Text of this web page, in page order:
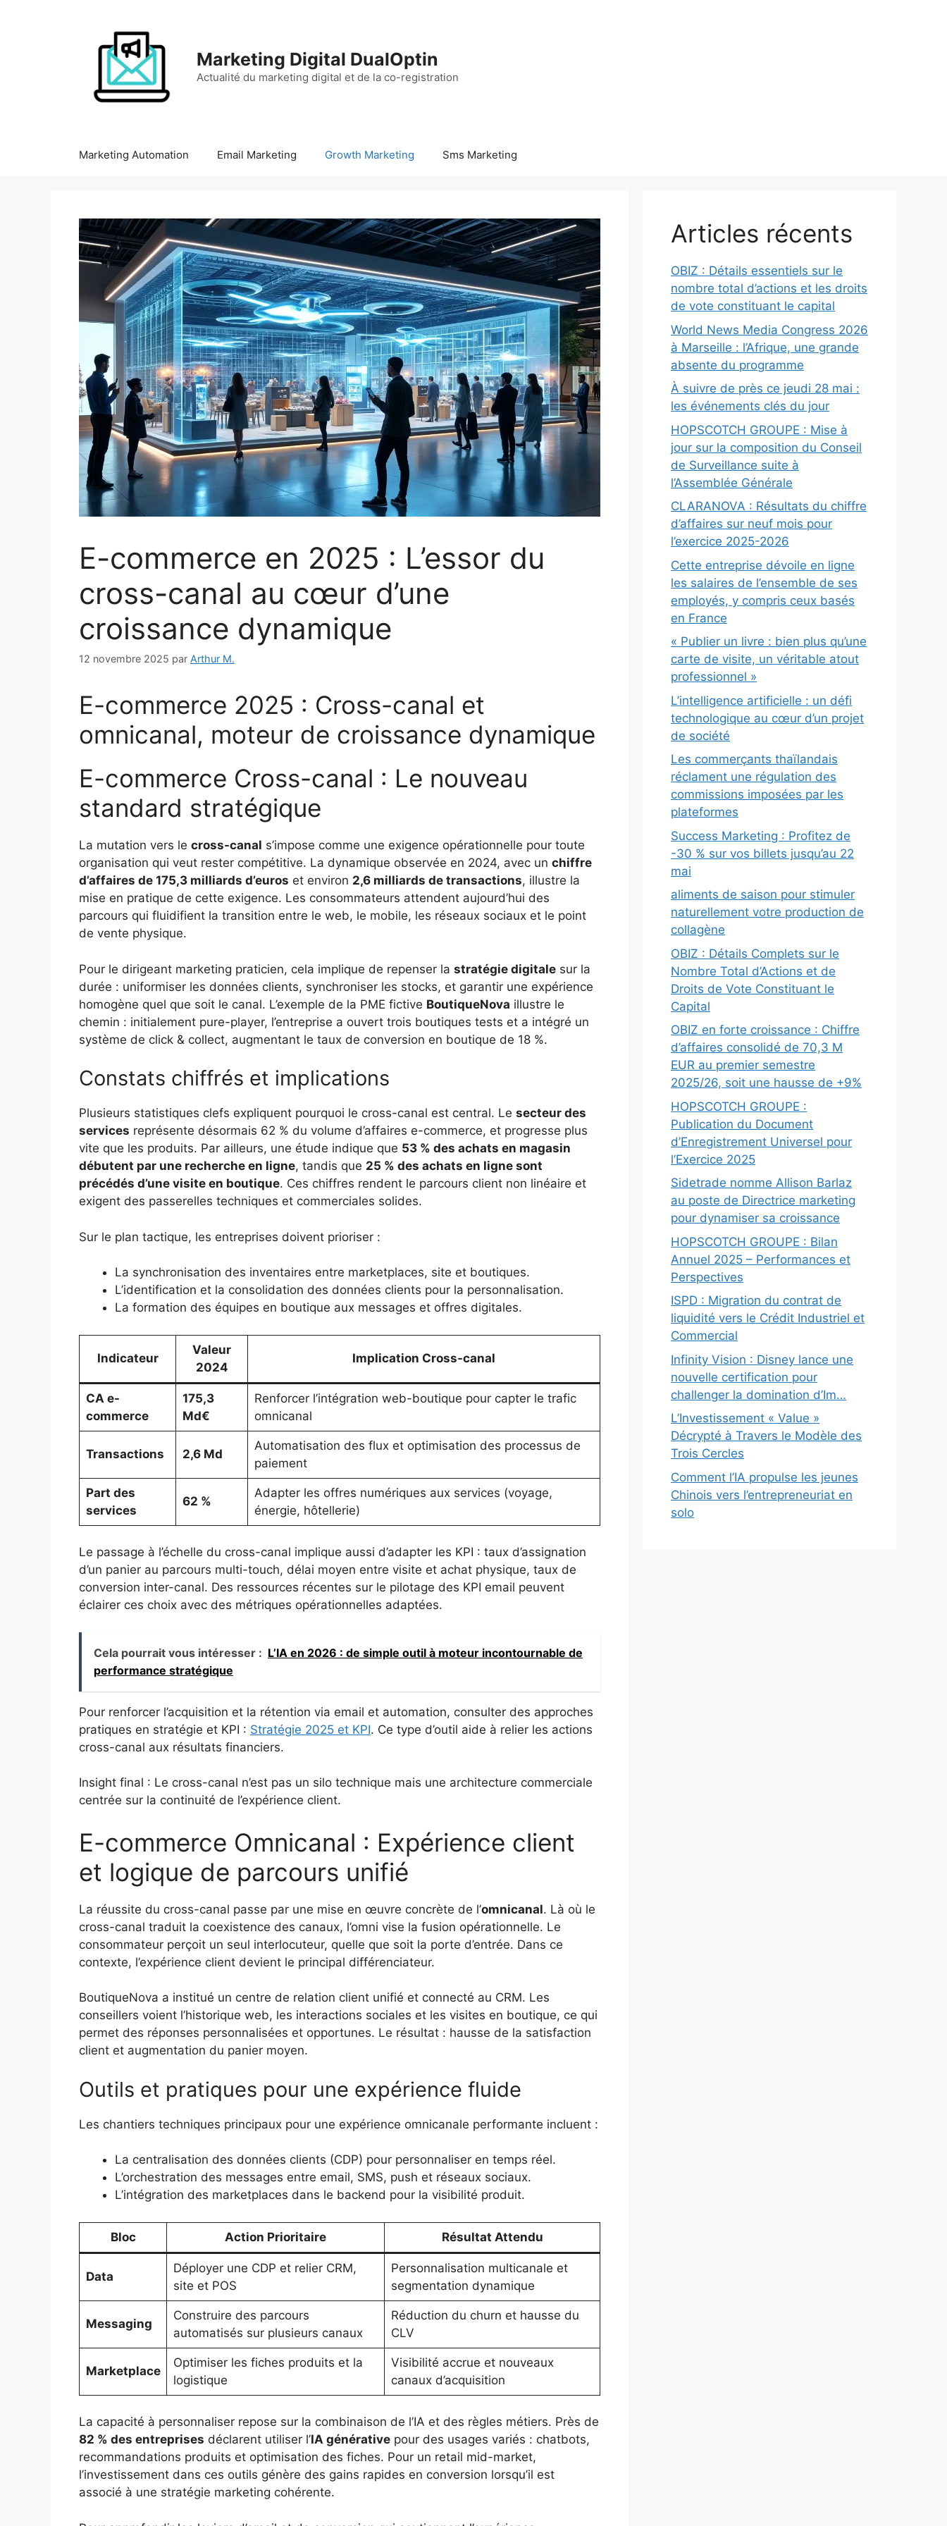
Marketing Digital DualOptin
Actualité du marketing digital et de la co-registration
Marketing Automation Email Marketing Growth Marketing Sms Marketing
E-commerce en 2025 : L’essor du
cross-canal au cœur d’une
croissance dynamique
12 novembre 2025 par Arthur M.
E-commerce 2025 : Cross-canal et
omnicanal, moteur de croissance dynamique
E-commerce Cross-canal : Le nouveau
standard stratégique
La mutation vers le cross-canal s’impose comme une exigence opérationnelle pour toute
organisation qui veut rester compétitive. La dynamique observée en 2024, avec un chiffre
d’affaires de 175,3 milliards d’euros et environ 2,6 milliards de transactions, illustre la
mise en pratique de cette exigence. Les consommateurs attendent aujourd’hui des
parcours qui fluidifient la transition entre le web, le mobile, les réseaux sociaux et le point
de vente physique.
Pour le dirigeant marketing praticien, cela implique de repenser la stratégie digitale sur la
durée : uniformiser les données clients, synchroniser les stocks, et garantir une expérience
homogène quel que soit le canal. L’exemple de la PME fictive BoutiqueNova illustre le
chemin : initialement pure-player, l’entreprise a ouvert trois boutiques tests et a intégré un
système de click & collect, augmentant le taux de conversion en boutique de 18 %.
Constats chiffrés et implications
Plusieurs statistiques clefs expliquent pourquoi le cross-canal est central. Le secteur des
services représente désormais 62 % du volume d’affaires e-commerce, et progresse plus
vite que les produits. Par ailleurs, une étude indique que 53 % des achats en magasin
débutent par une recherche en ligne, tandis que 25 % des achats en ligne sont
précédés d’une visite en boutique. Ces chiffres rendent le parcours client non linéaire et
exigent des passerelles techniques et commerciales solides.
Sur le plan tactique, les entreprises doivent prioriser :
La synchronisation des inventaires entre marketplaces, site et boutiques.
L’identification et la consolidation des données clients pour la personnalisation.
La formation des équipes en boutique aux messages et offres digitales.
Indicateur
Valeur
2024
Implication Cross-canal
CA e-
commerce
175,3
Md€
Renforcer l’intégration web-boutique pour capter le trafic
omnicanal
Transactions 2,6 Md
Automatisation des flux et optimisation des processus de
paiement
Part des
services
62 %
Adapter les offres numériques aux services (voyage,
énergie, hôtellerie)
Le passage à l’échelle du cross-canal implique aussi d’adapter les KPI : taux d’assignation
d’un panier au parcours multi-touch, délai moyen entre visite et achat physique, taux de
conversion inter-canal. Des ressources récentes sur le pilotage des KPI email peuvent
éclairer ces choix avec des métriques opérationnelles adaptées.
Cela pourrait vous intéresser : L’IA en 2026 : de simple outil à moteur incontournable de
performance stratégique
Pour renforcer l’acquisition et la rétention via email et automation, consulter des approches
pratiques en stratégie et KPI : Stratégie 2025 et KPI. Ce type d’outil aide à relier les actions
cross-canal aux résultats financiers.
Insight final : Le cross-canal n’est pas un silo technique mais une architecture commerciale
centrée sur la continuité de l’expérience client.
E-commerce Omnicanal : Expérience client
et logique de parcours unifié
La réussite du cross-canal passe par une mise en œuvre concrète de l’omnicanal. Là où le
cross-canal traduit la coexistence des canaux, l’omni vise la fusion opérationnelle. Le
consommateur perçoit un seul interlocuteur, quelle que soit la porte d’entrée. Dans ce
contexte, l’expérience client devient le principal différenciateur.
BoutiqueNova a institué un centre de relation client unifié et connecté au CRM. Les
conseillers voient l’historique web, les interactions sociales et les visites en boutique, ce qui
permet des réponses personnalisées et opportunes. Le résultat : hausse de la satisfaction
client et augmentation du panier moyen.
Outils et pratiques pour une expérience fluide
Les chantiers techniques principaux pour une expérience omnicanale performante incluent :
La centralisation des données clients (CDP) pour personnaliser en temps réel.
L’orchestration des messages entre email, SMS, push et réseaux sociaux.
L’intégration des marketplaces dans le backend pour la visibilité produit.
Bloc Action Prioritaire Résultat Attendu
Data
Déployer une CDP et relier CRM,
site et POS
Personnalisation multicanale et
segmentation dynamique
Messaging
Construire des parcours
automatisés sur plusieurs canaux
Réduction du churn et hausse du
CLV
Marketplace
Optimiser les fiches produits et la
logistique
Visibilité accrue et nouveaux
canaux d’acquisition
La capacité à personnaliser repose sur la combinaison de l’IA et des règles métiers. Près de
82 % des entreprises déclarent utiliser l’IA générative pour des usages variés : chatbots,
recommandations produits et optimisation des fiches. Pour un retail mid-market,
l’investissement dans ces outils génère des gains rapides en conversion lorsqu’il est
associé à une stratégie marketing cohérente.
Articles récents
OBIZ : Détails essentiels sur le
nombre total d’actions et les droits
de vote constituant le capital
World News Media Congress 2026
à Marseille : l’Afrique, une grande
absente du programme
À suivre de près ce jeudi 28 mai :
les événements clés du jour
HOPSCOTCH GROUPE : Mise à
jour sur la composition du Conseil
de Surveillance suite à
l’Assemblée Générale
CLARANOVA : Résultats du chiffre
d’affaires sur neuf mois pour
l’exercice 2025-2026
Cette entreprise dévoile en ligne
les salaires de l’ensemble de ses
employés, y compris ceux basés
en France
« Publier un livre : bien plus qu’une
carte de visite, un véritable atout
professionnel »
L’intelligence artificielle : un défi
technologique au cœur d’un projet
de société
Les commerçants thaïlandais
réclament une régulation des
commissions imposées par les
plateformes
Success Marketing : Profitez de
-30 % sur vos billets jusqu’au 22
mai
aliments de saison pour stimuler
naturellement votre production de
collagène
OBIZ : Détails Complets sur le
Nombre Total d’Actions et de
Droits de Vote Constituant le
Capital
OBIZ en forte croissance : Chiffre
d’affaires consolidé de 70,3 M
EUR au premier semestre
2025/26, soit une hausse de +9%
HOPSCOTCH GROUPE :
Publication du Document
d’Enregistrement Universel pour
l’Exercice 2025
Sidetrade nomme Allison Barlaz
au poste de Directrice marketing
pour dynamiser sa croissance
HOPSCOTCH GROUPE : Bilan
Annuel 2025 – Performances et
Perspectives
ISPD : Migration du contrat de
liquidité vers le Crédit Industriel et
Commercial
Infinity Vision : Disney lance une
nouvelle certification pour
challenger la domination d’Im…
L’Investissement « Value »
Décrypté à Travers le Modèle des
Trois Cercles
Comment l’IA propulse les jeunes
Chinois vers l’entrepreneuriat en
solo